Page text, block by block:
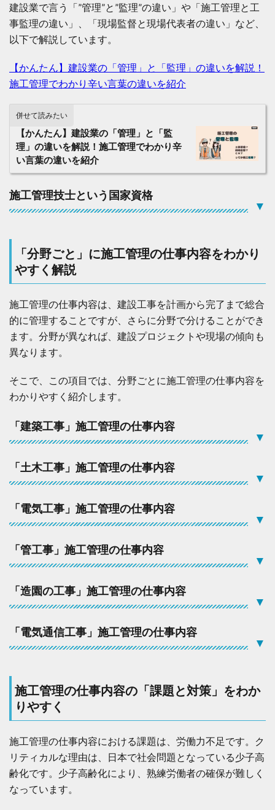
」
工
管
仕
事
容
2.3
「
電
気
工
事
」
施
工
仕
事
内
2.4
「
管
工
事
」
工
管
理
仕
事
容
園
の
事
」
施
管
理
の
事
「
電
気
通
工
事
」
施
管
建設業で言う「”管理”と”監理”の違い」や「施工管理と工
事監理の違い」、「現場監督と現場代表者の違い」など、
以下で解説しています。
【かんたん】建設業の「管理」と「監理」の違いを解説！
施工管理でわかり辛い言葉の違いを紹介
併せて読みたい
【かんたん】建設業の「管理」と「監
理」の違いを解説！施工管理でわかり辛
い言葉の違いを紹介
施工管理技士という国家資格
▼
「分野ごと」に施工管理の仕事内容をわかり
やすく解説
施工管理の仕事内容は、建設工事を計画から完了まで総合
的に管理することですが、さらに分野で分けることができ
ます。分野が異なれば、建設プロジェクトや現場の傾向も
異なります。
そこで、この項目では、分野ごとに施工管理の仕事内容を
わかりやすく紹介します。
「建築工事」施工管理の仕事内容
▼
「土木工事」施工管理の仕事内容
▼
「電気工事」施工管理の仕事内容
▼
「管工事」施工管理の仕事内容
▼
「造園の工事」施工管理の仕事内容
▼
「電気通信工事」施工管理の仕事内容
▼
施工管理の仕事内容の「課題と対策」をわか
りやすく
施工管理の仕事内容における課題は、労働力不足です。ク
リティカルな理由は、日本で社会問題となっている少子高
齢化です。少子高齢化により、熟練労働者の確保が難しく
なっています。